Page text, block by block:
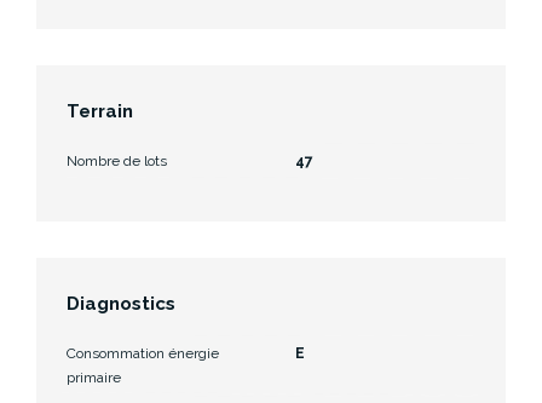
Terrain
Nombre de lots 47
Diagnostics
Consommation énergie
primaire
E